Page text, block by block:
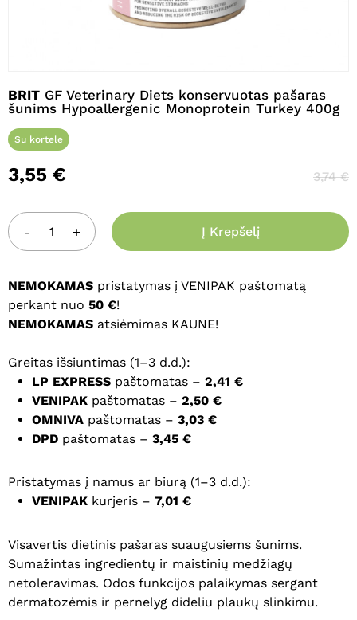
BRIT GF Veterinary Diets konservuotas pašaras
šunims Hypoallergenic Monoprotein Turkey 400g
Su kortele
3,55 € 3,74€
Į Krepšelį
NEMOKAMAS pristatymas į VENIPAK paštomatą
perkant nuo 50 €!
NEMOKAMAS atsiėmimas KAUNE!
Greitas išsiuntimas (1–3 d.d.):
LP EXPRESS paštomatas – 2,41 €
VENIPAK paštomatas – 2,50 €
OMNIVA paštomatas – 3,03 €
DPD paštomatas – 3,45 €
Pristatymas į namus ar biurą (1–3 d.d.):
VENIPAK kurjeris – 7,01 €
Visavertis dietinis pašaras suaugusiems šunims.
Sumažintas ingredientų ir maistinių medžiagų
netoleravimas. Odos funkcijos palaikymas sergant
dermatozėmis ir pernelyg dideliu plaukų slinkimu.
Noriu savo interneto naršyklėje
išsaugoti vardą, el. pašto adresą ir
interneto puslapį, kad jų nebereiktų
parašyti komentarą.